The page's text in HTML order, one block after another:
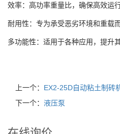
效率：高功率重量比，确保高效运行
耐用性：专为承受恶劣环境和重载而
多功能性：适用于各种应用，提升
上一个： EX2-25D自动粘土制砖
下一个： 液压泵